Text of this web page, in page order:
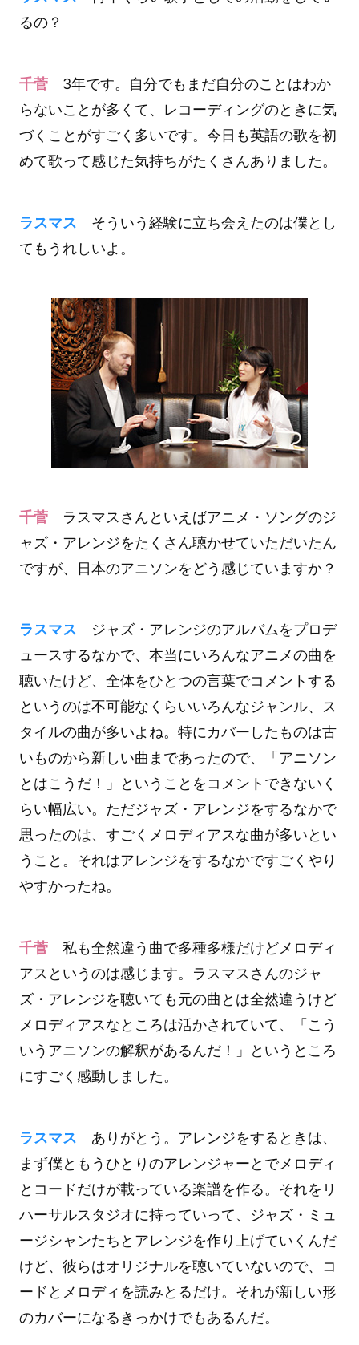
るの？
千菅3年です。自分でもまだ自分のことはわか
らないことが多くて、レコーディングのときに気
づくことがすごく多いです。今日も英語の歌を初
めて歌って感じた気持ちがたくさんありました。
ラスマス そういう経験に立ち会えたのは僕とし
てもうれしいよ。
千菅ラスマスさんといえばアニメ・ソングのジ
ャズ・アレンジをたくさん聴かせていただいたん
ですが、日本のアニソンをどう感じていますか？
ラスマス ジャズ・アレンジのアルバムをプロデ
ュースするなかで、本当にいろんなアニメの曲を
聴いたけど、全体をひとつの言葉でコメントする
というのは不可能なくらいいろんなジャンル、ス
タイルの曲が多いよね。特にカバーしたものは古
いものから新しい曲まであったので、「アニソン
とはこうだ！」ということをコメントできないく
らい幅広い。ただジャズ・アレンジをするなかで
思ったのは、すごくメロディアスな曲が多いとい
うこと。それはアレンジをするなかですごくやり
やすかったね。
千菅私も全然違う曲で多種多様だけどメロディ
アスというのは感じます。ラスマスさんのジャ
ズ・アレンジを聴いても元の曲とは全然違うけど
メロディアスなところは活かされていて、「こう
いうアニソンの解釈があるんだ！」というところ
にすごく感動しました。
ラスマス ありがとう。アレンジをするときは、
まず僕ともうひとりのアレンジャーとでメロディ
とコードだけが載っている楽譜を作る。それをリ
ハーサルスタジオに持っていって、ジャズ・ミュ
ージシャンたちとアレンジを作り上げていくんだ
けど、彼らはオリジナルを聴いていないので、コ
ードとメロディを読みとるだけ。それが新しい形
のカバーになるきっかけでもあるんだ。